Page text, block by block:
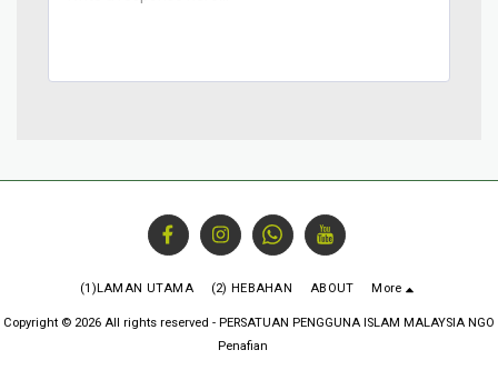
(1)LAMAN UTAMA (2) HEBAHAN ABOUT More
Copyright © 2026 All rights reserved - PERSATUAN PENGGUNA ISLAM MALAYSIA NGO
Penafian